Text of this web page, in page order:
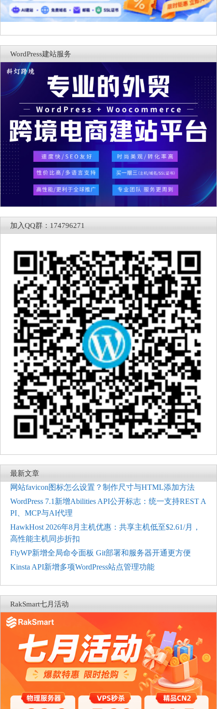
WordPress建站服务
加入QQ群：174796271
最新文章
网站favicon图标怎么设置？制作尺寸与HTML添加方法
WordPress 7.1新增Abilities API公开标志：统一支持REST A
PI、MCP与AI代理
HawkHost 2026年8月主机优惠：共享主机低至$2.61/月，
高性能主机同步折扣
FlyWP新增全局命令面板 Git部署和服务器开通更方便
Kinsta API新增多项WordPress站点管理功能
RakSmart七月活动